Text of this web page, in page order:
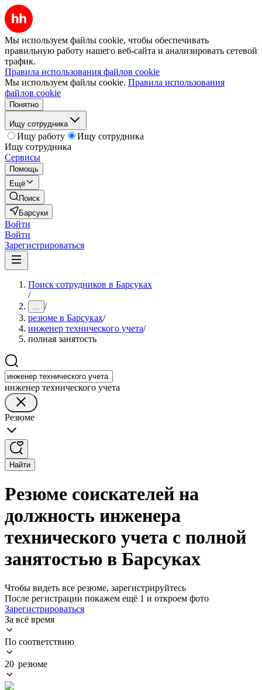
Мы используем файлы cookie, чтобы обеспечивать
правильную работу нашего веб-сайта и анализировать сетевой
трафик.
Правила использования файлов cookie
Мы используем файлы cookie. Правила использования
файлов cookie
Понятно
Ищу сотрудника
Ищу работу
Ищу сотрудника
Ищу сотрудника
Сервисы
Помощь
Ещё
Поиск
Барсуки
Войти
Войти
Зарегистрироваться
Поиск сотрудников в Барсуках
/
... /
резюме в Барсуках/
инженер технического учета/
полная занятость
инженер технического учета
Резюме
Найти
Резюме соискателей на
должность инженера
технического учета с полной
занятостью в Барсуках
Чтобы видеть все резюме, зарегистрируйтесь
После регистрации покажем ещё 1 и откроем фото
Зарегистрироваться
За всё время
По соответствию
20 резюме